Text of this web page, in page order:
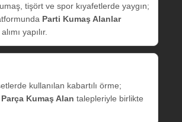
tişört ve spor kıyafetlerde yaygın;
Parti Kumaş Alanlar
yapılır.
kullanılan kabartılı örme;
Parça Kumaş Alan talepleriyle birlikte